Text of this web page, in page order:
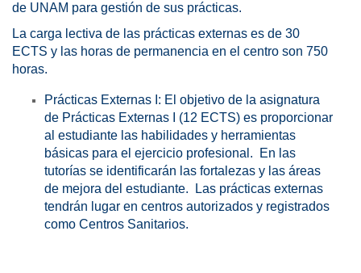
de UNAM para gestión de sus prácticas.
La carga lectiva de las prácticas externas es de 30
ECTS y las horas de permanencia en el centro son 750
horas.
Prácticas Externas I: El objetivo de la asignatura
de Prácticas Externas I (12 ECTS) es proporcionar
al estudiante las habilidades y herramientas
básicas para el ejercicio profesional. En las
tutorías se identificarán las fortalezas y las áreas
de mejora del estudiante. Las prácticas externas
tendrán lugar en centros autorizados y registrados
como Centros Sanitarios.